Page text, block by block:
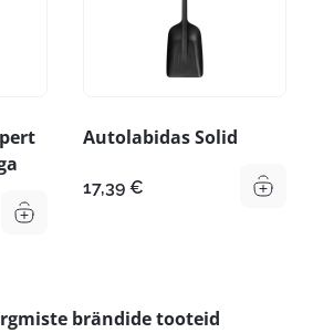
Autolabidas Solid
17,39 €
brändide tooteid